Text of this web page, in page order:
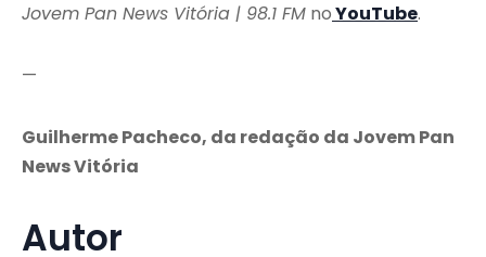
Jovem Pan News Vitória | 98.1 FM noYouTube.
—
Guilherme Pacheco, da redação da Jovem Pan
News Vitória
Autor